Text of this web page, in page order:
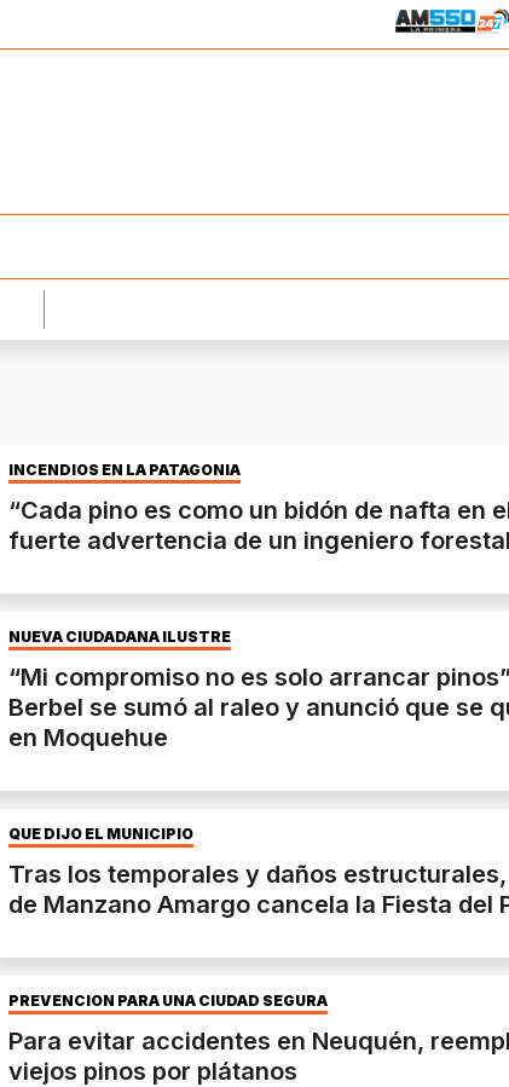
INCENDIOS EN LA PATAGONIA
“Cada pino es como un bidón de nafta en
fuerte advertencia de un ingeniero forestal
NUEVA CIUDADANA ILUSTRE
“Mi compromiso no es solo arrancar
Berbel se sumó al raleo y anunció que se
en Moquehue
QUÉ DIJO EL MUNICIPIO
Tras los temporales y daños
de Manzano Amargo cancela la Fiesta del
PREVENCIÓN PARA UNA CIUDAD SEGURA
Para evitar accidentes en Neuquén,
viejos pinos por plátanos